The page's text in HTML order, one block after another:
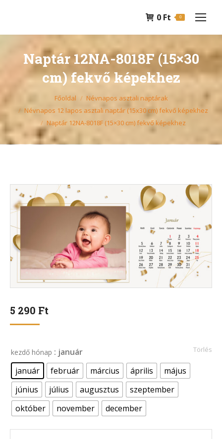
0 Ft 0
Naptár 12NA-8018F (15×30
cm) fekvő képekhez
You are here:Főoldal
Névnapos asztali naptárak
Névnapos 12 lapos asztali naptár (15x30 cm) fekvő képekhez
Naptár 12NA-8018F (15×30 cm) fekvő képekhez
5 290 Ft
kezdő hónap : január
január
február március április
május
június
július augusztus
szeptember
október
november december
Törlés